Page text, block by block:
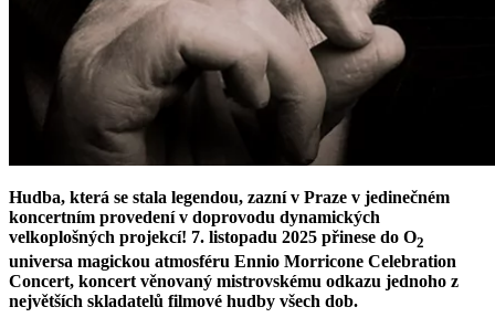
Hudba, která se stala legendou, zazní v Praze v jedinečném
koncertním provedení v doprovodu dynamických
velkoplošných projekcí! 7. listopadu 2025 přinese do O2
universa magickou atmosféru Ennio Morricone Celebration
Concert, koncert věnovaný mistrovskému odkazu jednoho z
největších skladatelů filmové hudby všech dob.